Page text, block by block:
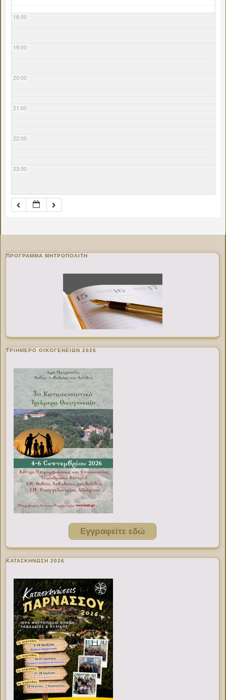
18:00
19:00
20:00
21:00
22:00
23:00
ΠΡΌΓΡΑΜΜΑ ΜΗΤΡΟΠΟΛΊΤΗ
ΤΡΙΗΜΕΡΟ ΟΙΚΟΓΕΝΕΙΩΝ 2026
Εγγραφείτε εδώ
ΚΑΤΑΣΚΗΝΩΣΗ 2026